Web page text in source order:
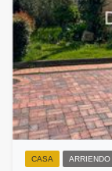
CASA ARRIENDO